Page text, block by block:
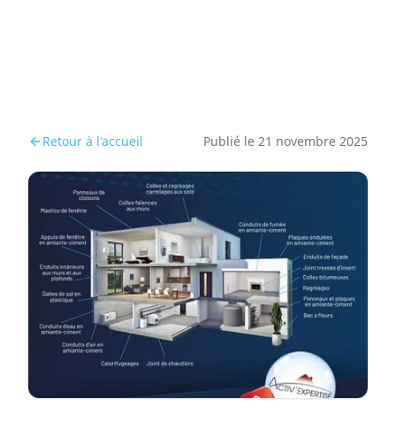
Retour à l'accueil Publié le 21 novembre 2025